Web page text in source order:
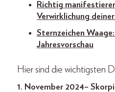
Richtig
Verwirklichung
Sternzeichen
Jahresvorschau
Hier sind die wichtigsten
1. November 2024–